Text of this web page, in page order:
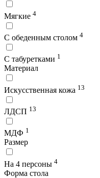
Мягкие 4
С обеденным столом 4
С табуретками 1
Материал
Искусственная кожа 13
ЛДСП 13
МДФ 1
Размер
На 4 персоны 4
Форма стола